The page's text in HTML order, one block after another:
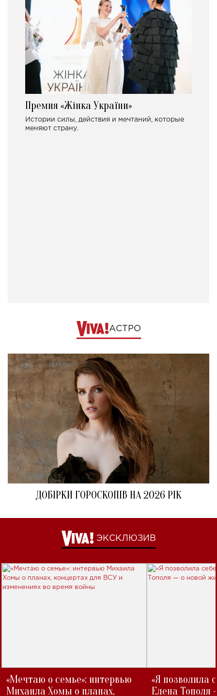
Премия «Жінка України»
Истории силы, действия и мечтаний, которые
меняют страну.
АСТРО
ДОБІРКИ ГОРОСКОПІВ НА 2026 РІК
ЭКСКЛЮЗИВ
«Мечтаю о семье»: интервью
Михаила Хомы о планах,
«Я позволила
Елена Тополя